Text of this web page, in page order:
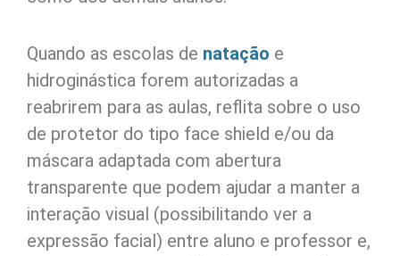
Quando as escolas de natação e
hidroginástica forem autorizadas a
reabrirem para as aulas, reflita sobre o uso
de protetor do tipo face shield e/ou da
máscara adaptada com abertura
transparente que podem ajudar a manter a
interação visual (possibilitando ver a
expressão facial) entre aluno e professor e,